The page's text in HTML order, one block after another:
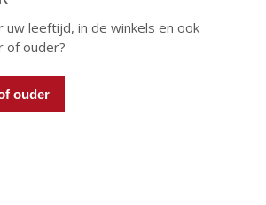
uw leeftijd, in de winkels en ook
of ouder?
ouder
een lekker toetje. Een toetje hoeft niet
gewoon allemaal! We willen de toetjes-